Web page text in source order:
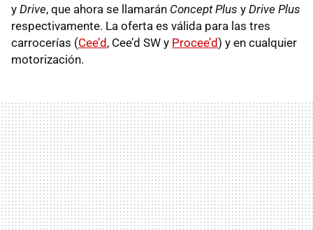
y Drive, que ahora se llamarán Concept Plus y Drive Plus
respectivamente. La oferta es válida para las tres
carrocerías (Cee’d, Cee’d SW y Procee’d) y en cualquier
motorización.